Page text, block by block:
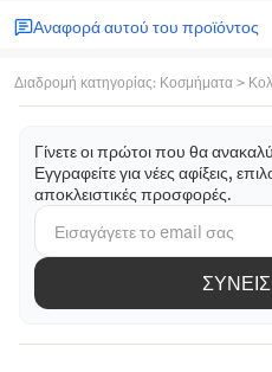
Αναφορά αυτού του προϊόντος
Διαδρομή κατηγορίας: Κοσμήματα >
Γίνετε οι πρώτοι που θα
Εγγραφείτε για νέες αφίξεις,
αποκλειστικές προσφορές.